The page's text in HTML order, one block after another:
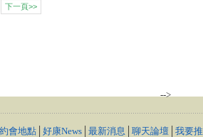
下一頁>>
-->
會地點 好康News 最新消息 聊天論壇 我要